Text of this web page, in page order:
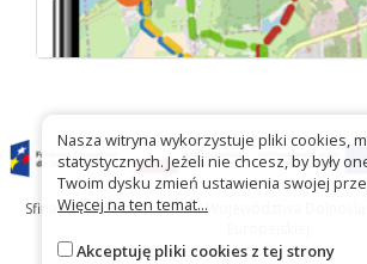
Sfinansowano ze środków Województwa
Nasza witryna wykorzystuje pliki cookies,
statystycznych. Jeżeli nie chcesz, by były
Twoim dysku zmień ustawienia swojej
Więcej na ten temat...
Akceptuję pliki cookies z tej strony